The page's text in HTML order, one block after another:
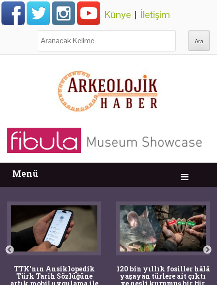
Künye | İletişim
Menü
TTK'nın Ansiklopedik
Türk Tarih Sözlüğüne
120 bin yıllık fosiller hâlâ
yaşayan türlere ait çıktı